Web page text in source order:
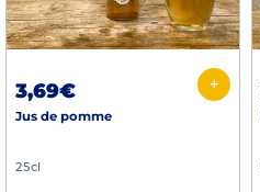
3,69€ +
Jus de pomme
25cl